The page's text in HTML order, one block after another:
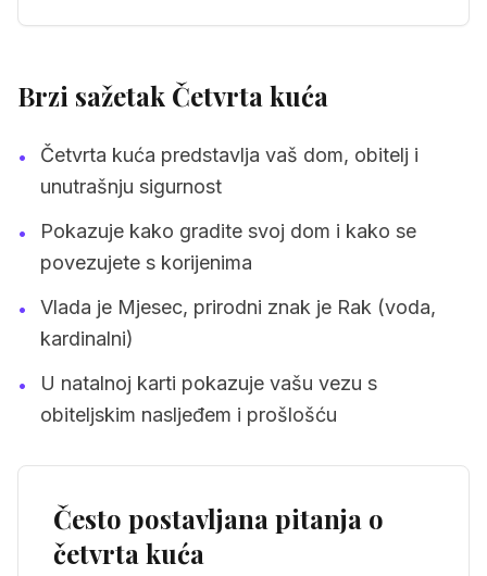
Brzi sažetak Četvrta kuća
•
Četvrta kuća predstavlja vaš dom, obitelj i
unutrašnju sigurnost
•
Pokazuje kako gradite svoj dom i kako se
povezujete s korijenima
•
Vlada je Mjesec, prirodni znak je Rak (voda,
kardinalni)
•
U natalnoj karti pokazuje vašu vezu s
obiteljskim nasljeđem i prošlošću
Često postavljana pitanja o
četvrta kuća